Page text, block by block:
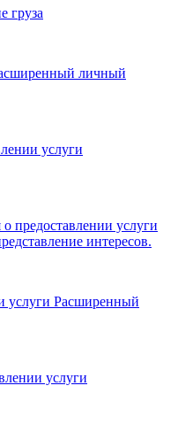
груза
личный
услуги
предоставлении услуги
интересов.
услуги Расширенный
услуги